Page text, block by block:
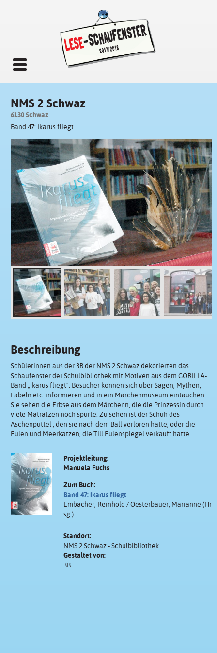
NMS 2 Schwaz
6130 Schwaz
Band 47: Ikarus fliegt
Beschreibung
Schülerinnen aus der 3B der NMS 2 Schwaz dekorierten das
Schaufenster der Schulbibliothek mit Motiven aus dem GORILLA-
Band „Ikarus fliegt“. Besucher können sich über Sagen, Mythen,
Fabeln etc. informieren und in ein Märchenmuseum eintauchen.
Sie sehen die Erbse aus dem Märchenn, die die Prinzessin durch
viele Matratzen noch spürte. Zu sehen ist der Schuh des
Aschenputtel , den sie nach dem Ball verloren hatte, oder die
Eulen und Meerkatzen, die Till Eulenspiegel verkauft hatte.
Projektleitung:
Manuela Fuchs
Zum Buch:
Band 47: Ikarus fliegt
Embacher, Reinhold / Oesterbauer, Marianne (Hr
sg.)
Standort:
NMS 2 Schwaz - Schulbibliothek
Gestaltet von:
3B